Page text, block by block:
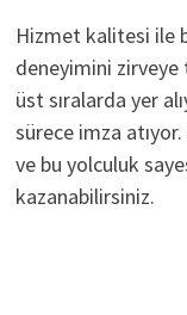
Hizmet kalitesi ile
deneyimini zirveye
üst sıralarda yer
sürece imza
ve bu yolculuk
kazanabilirsiniz.